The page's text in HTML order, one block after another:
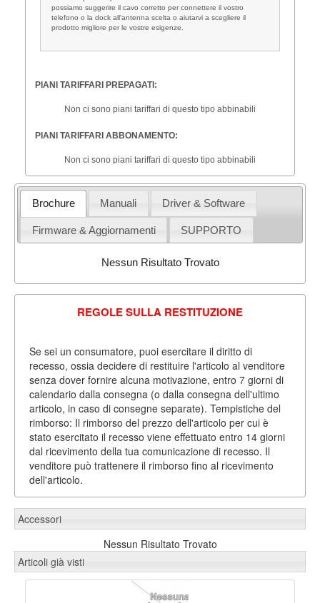
possiamo suggerire il cavo corretto per connettere il vostro
telefono o la dock all'antenna scelta o aiutarvi a scegliere il
prodotto migliore per le vostre esigenze.
PIANI TARIFFARI PREPAGATI:
Non ci sono piani tariffari di questo tipo abbinabili
PIANI TARIFFARI ABBONAMENTO:
Non ci sono piani tariffari di questo tipo abbinabili
Brochure Manuali Driver & Software
Firmware & Aggiornamenti SUPPORTO
Nessun Risultato Trovato
REGOLE SULLA RESTITUZIONE
Se sei un consumatore, puoi esercitare il diritto di
recesso, ossia decidere di restituire l'articolo al venditore
senza dover fornire alcuna motivazione, entro 7 giorni di
calendario dalla consegna (o dalla consegna dell'ultimo
articolo, in caso di consegne separate). Tempistiche del
rimborso: Il rimborso del prezzo dell'articolo per cui è
stato esercitato il recesso viene effettuato entro 14 giorni
dal ricevimento della tua comunicazione di recesso. Il
venditore può trattenere il rimborso fino al ricevimento
dell'articolo.
Accessori
Nessun Risultato Trovato
Articoli già visti